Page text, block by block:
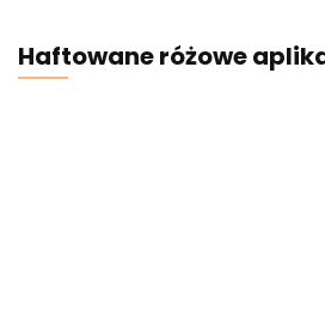
Haftowane różowe